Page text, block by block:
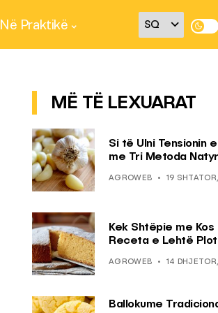
Në Praktikë
MË TË LEXUARAT
Si të Ulni Tensionin
me Tri Metoda
AGROWEB 19
Kek Shtëpie me Kos
Receta e Lehtë Plot
AGROWEB 14
Ballokume